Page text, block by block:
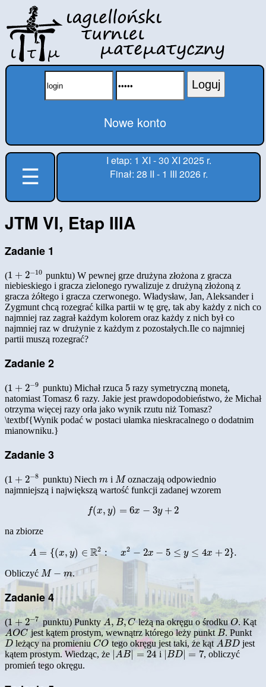
Loguj
Nowe konto
☰
I etap: 1 XI - 30 XI 2025 r.
Finał: 28 II - 1 III 2026 r.
JTM VI, Etap IIIA
Zadanie 1
(1 + 2−10
1 +2 −10
punktu) W pewnej grze drużyna złożona z gracza
niebieskiego i gracza zielonego rywalizuje z drużyną złożoną z
gracza żółtego i gracza czerwonego. Władysław, Jan, Aleksander i
Zygmunt chcą rozegrać kilka partii w tę grę, tak aby każdy z nich co
najmniej raz zagrał każdym kolorem oraz każdy z nich był co
najmniej raz w drużynie z każdym z pozostałych.Ile co najmniej
partii muszą rozegrać?
Zadanie 2
(1 + 2−9
1 +2 −9 punktu) Michał rzuca 5
5 razy symetryczną monetą,
natomiast Tomasz 6
6 razy. Jakie jest prawdopodobieństwo, że Michał
otrzyma więcej razy orła jako wynik rzutu niż Tomasz?
\textbf{Wynik podać w postaci ułamka nieskracalnego o dodatnim
mianowniku.}
Zadanie 3
(1 + 2−8
1 +2 −8 punktu) Niech m
mi M
Moznaczają odpowiednio
najmniejszą i największą wartość funkcji zadanej wzorem
f(x, y) = 6x − 3y + 2
f (x, y)= 6x−3y+2
na zbiorze
A = {(x, y) ∈ R2 : x2 − 2x − 5 ≤ y ≤ 4x + 2}.
A= {(x,y)∈ 2:x2 −2 x−5≤ y≤ 4x +2}.
Obliczyć M − m
M−m .
Zadanie 4
(1 +2−7
1 +2−7 punktu) Punkty A, B,C
A,B,C leżą na okręgu o środkuO
O. Kąt
AOC
AOC jest kątem prostym, wewnątrz którego leży punkt B
B. Punkt
D
D leżący na promieniuCO
CO tego okręgu jest taki, że kąt ABD
ABD jest
kątem prostym. Wiedząc, że AB = 24
AB|= 24 i BD| = 7
BD|= 7
, obliczyć
promień tego okręgu.